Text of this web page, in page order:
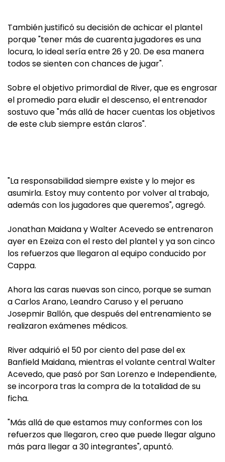
También justificó su decisión de achicar el plantel
porque "tener más de cuarenta jugadores es una
locura, lo ideal sería entre 26 y 20. De esa manera
todos se sienten con chances de jugar".
Sobre el objetivo primordial de River, que es engrosar
el promedio para eludir el descenso, el entrenador
sostuvo que "más allá de hacer cuentas los objetivos
de este club siempre están claros".
"La responsabilidad siempre existe y lo mejor es
asumirla. Estoy muy contento por volver al trabajo,
además con los jugadores que queremos", agregó.
Jonathan Maidana y Walter Acevedo se entrenaron
ayer en Ezeiza con el resto del plantel y ya son cinco
los refuerzos que llegaron al equipo conducido por
Cappa.
Ahora las caras nuevas son cinco, porque se suman
a Carlos Arano, Leandro Caruso y el peruano
Josepmir Ballón, que después del entrenamiento se
realizaron exámenes médicos.
River adquirió el 50 por ciento del pase del ex
Banfield Maidana, mientras el volante central Walter
Acevedo, que pasó por San Lorenzo e Independiente,
se incorpora tras la compra de la totalidad de su
ficha.
"Más allá de que estamos muy conformes con los
refuerzos que llegaron, creo que puede llegar alguno
más para llegar a 30 integrantes", apuntó.